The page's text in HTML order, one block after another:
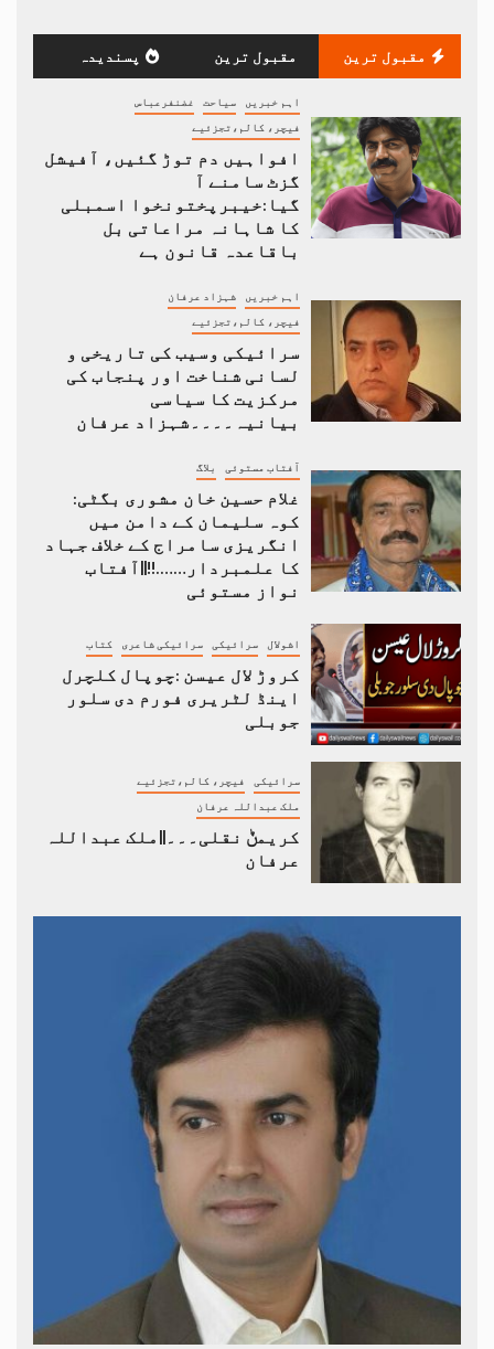
مقبول ترین مقبول ترین پسندیدہ
اہم خبریں سیاحت غضنفرعباس
فیچر، کالم،تجزئیے
افواہیں دم توڑ گئیں، آفیشل
گزٹ سامنے آ
گیا:خیبرپختونخوا اسمبلی
کا شاہانہ مراعاتی بل
باقاعدہ قانون ہے
اہم خبریں شہزاد عرفان
فیچر، کالم،تجزئیے
سرائیکی وسیب کی تاریخی و
لسانی شناخت اور پنجاب کی
مرکزیت کا سیاسی
بیانیہ۔۔۔۔شہزاد عرفان
آفتاب مستوئی بلاگ
غلام حسین خان مشوری بگٹی:
کوہ سلیمان کے دامن میں
انگریزی سامراج کے خلاف جہاد
کا علمبردار…….!!||آفتاب
نواز مستوئی
اشولال سرائیکی سرائیکی شاعری کتاب
کروڑ لال عیسن :چوپال کلچرل
اینڈ لٹریری فورم دی سلور
جوبلی
سرائیکی فیچر، کالم،تجزئیے
ملک عبداللہ عرفان
کریمݨ نقلی۔۔۔||ملک عبداللہ
عرفان